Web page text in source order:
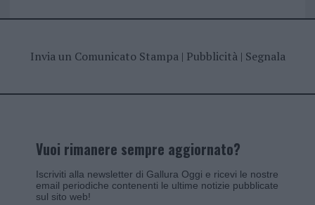
Invia un Comunicato Stampa| Pubblicità| Segnala
Vuoi rimanere sempre aggiornato?
Iscriviti alla newsletter di Gallura Oggi e ricevi le nostre
email periodiche contenenti le ultime notizie pubblicate
sul sito web!